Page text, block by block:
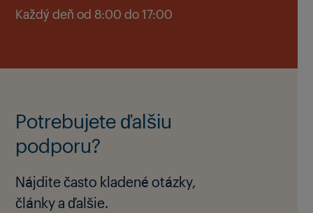
Každý deň od 8:00 do 17:00
Potrebujete ďalšiu
podporu?
Nájdite často kladené otázky,
články a ďalšie.